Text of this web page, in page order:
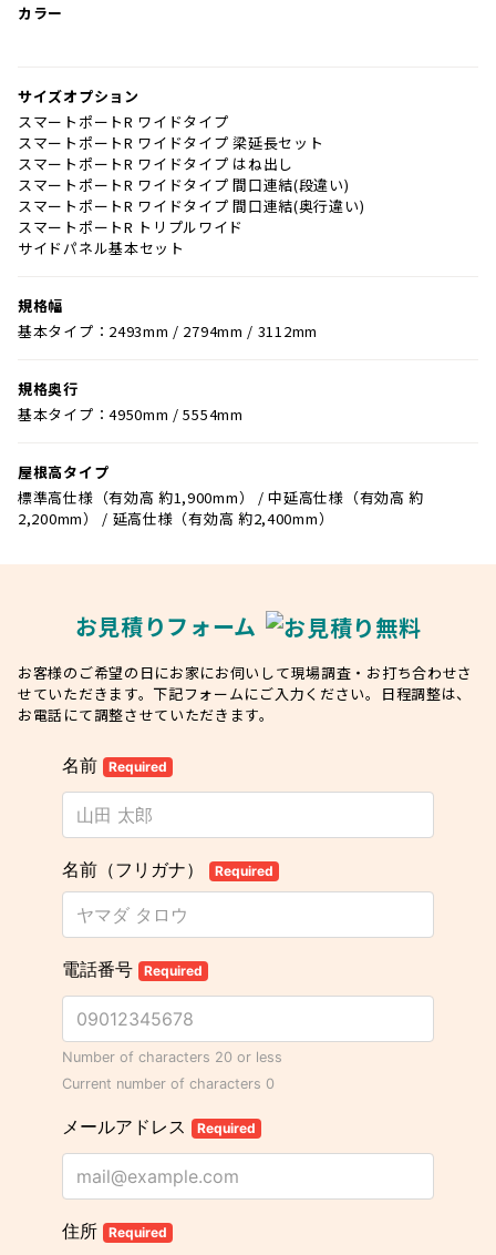
カラー
サイズオプション
スマートポートR ワイドタイプ
スマートポートR ワイドタイプ 梁延長セット
スマートポートR ワイドタイプ はね出し
スマートポートR ワイドタイプ 間口連結(段違い)
スマートポートR ワイドタイプ 間口連結(奥行違い)
スマートポートR トリプルワイド
サイドパネル基本セット
規格幅
基本タイプ：2493mm / 2794mm / 3112mm
規格奥行
基本タイプ：4950mm / 5554mm
屋根高タイプ
標準高仕様（有効高 約1,900mm） / 中延高仕様（有効高 約
2,200mm） / 延高仕様（有効高 約2,400mm）
お見積りフォーム
お客様のご希望の日にお家にお伺いして現場調査・お打ち合わせさ
せていただきます。下記フォームにご入力ください。日程調整は、
お電話にて調整させていただきます。